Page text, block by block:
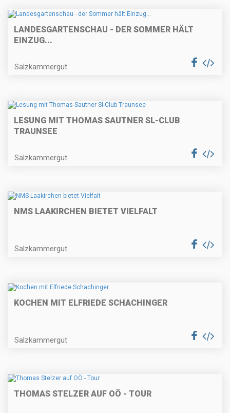
LANDESGARTENSCHAU - DER SOMMER HÄLT
EINZUG...
Salzkammergut
LESUNG MIT THOMAS SAUTNER SL-CLUB
TRAUNSEE
Salzkammergut
NMS LAAKIRCHEN BIETET VIELFALT
Salzkammergut
KOCHEN MIT ELFRIEDE SCHACHINGER
Salzkammergut
THOMAS STELZER AUF OÖ - TOUR